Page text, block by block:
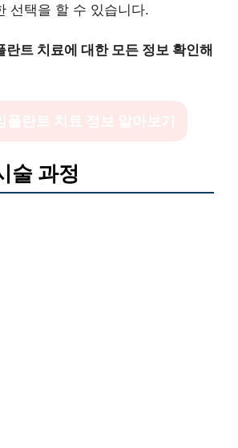
선택을 할 수 있습니다.
란트 치료에 대한 모든 정보 확인해
술 과정